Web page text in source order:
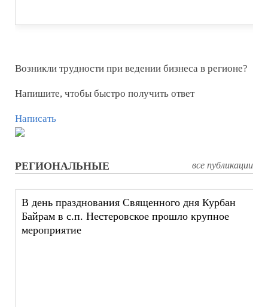
Возникли трудности при ведении бизнеса в регионе?
Напишите, чтобы быстро получить ответ
Написать
РЕГИОНАЛЬНЫЕ все публикации
В день празднования Священного дня Курбан
Байрам в с.п. Нестеровское прошло крупное
мероприятие